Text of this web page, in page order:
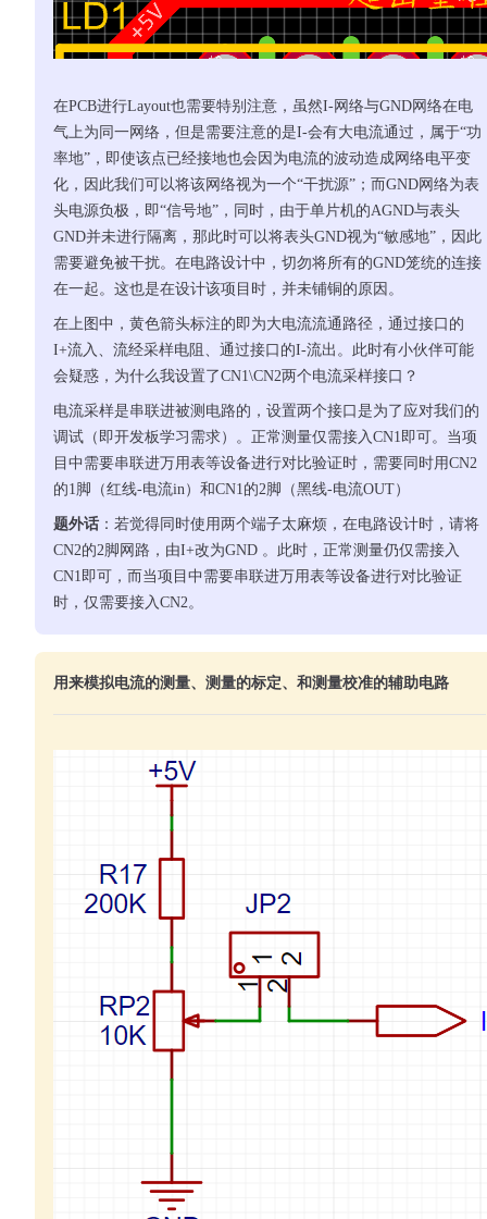
在PCB进行Layout也需要特别注意，虽然I-网络与GND网络在电
气上为同一网络，但是需要注意的是I-会有大电流通过，属于“功
率地”，即使该点已经接地也会因为电流的波动造成网络电平变
化，因此我们可以将该网络视为一个“干扰源”；而GND网络为表
头电源负极，即“信号地”，同时，由于单片机的AGND与表头
GND并未进行隔离，那此时可以将表头GND视为“敏感地”，因此
需要避免被干扰。在电路设计中，切勿将所有的GND笼统的连接
在一起。这也是在设计该项目时，并未铺铜的原因。
在上图中，黄色箭头标注的即为大电流流通路径，通过接口的
I+流入、流经采样电阻、通过接口的I-流出。此时有小伙伴可能
会疑惑，为什么我设置了CN1\CN2两个电流采样接口？
电流采样是串联进被测电路的，设置两个接口是为了应对我们的
调试（即开发板学习需求）。正常测量仅需接入CN1即可。当项
目中需要串联进万用表等设备进行对比验证时，需要同时用CN2
的1脚（红线-电流in）和CN1的2脚（黑线-电流OUT）
题外话 ：若觉得同时使用两个端子太麻烦，在电路设计时，请将
CN2的2脚网路，由I+改为GND 。此时，正常测量仍仅需接入
CN1即可，而当项目中需要串联进万用表等设备进行对比验证
时，仅需要接入CN2。
用来模拟电流的测量、测量的标定、和测量校准的辅助电路